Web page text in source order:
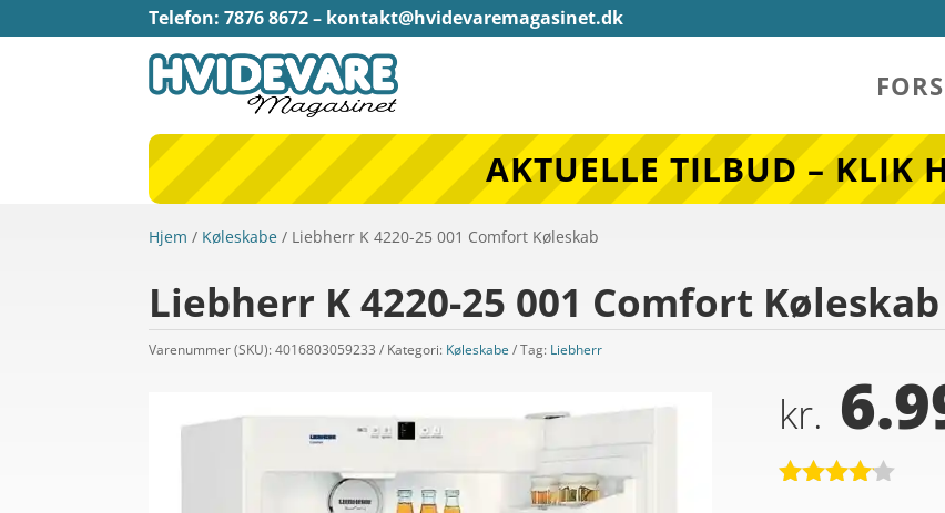
Telefon: 7876 8672 – kontakt@hvidevaremagasinet.dk
AKTUELLE TILBUD – KLIK
Hjem / Køleskabe / Liebherr K 4220-25 001 Comfort Køleskab
Liebherr K 4220-25 001 Comfort Køleskab
Varenummer (SKU):4016803059233 Kategori: Køleskabe Tag: Liebherr
kr.